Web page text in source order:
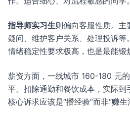
指导师实习生则偏向客服性质。
疑问、维护客户关系、处理投诉
情绪稳定性要求极高，也是最能锻
薪资方面，一线城市 160-180 元
平。扣除通勤和餐饮成本，实际到
核心诉求应该是“攒经验”而非“赚生